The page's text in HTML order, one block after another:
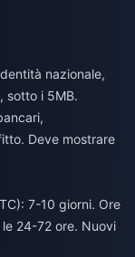
nazionale,
sotto i 5MB.
Deve mostrare
7-10 giorni. Ore
24-72 ore. Nuovi